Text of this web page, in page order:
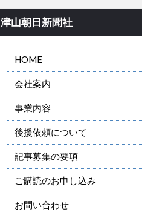
津山朝日新聞社
HOME
会社案内
事業内容
後援依頼について
記事募集の要項
ご購読のお申し込み
お問い合わせ